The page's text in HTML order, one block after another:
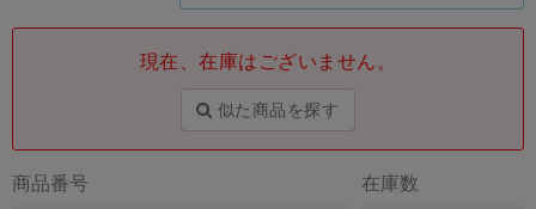
現在、在庫はございません。
似た商品を探す
商品番号 在庫数